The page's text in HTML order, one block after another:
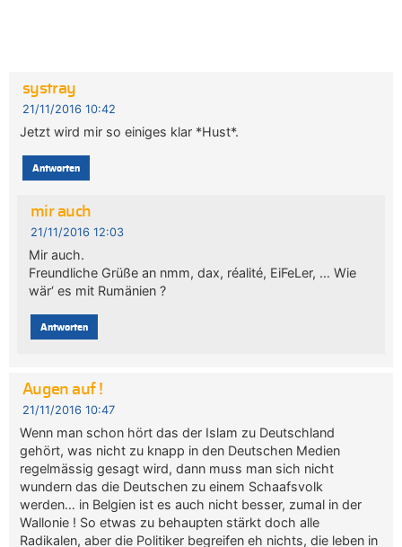
systray
21/11/2016 10:42
Jetzt wird mir so einiges klar *Hust*.
Antworten
mir auch
21/11/2016 12:03
Mir auch.
Freundliche Grüße an nmm, dax, réalité, EiFeLer, … Wie
wär‘ es mit Rumänien ?
Antworten
Augen auf !
21/11/2016 10:47
Wenn man schon hört das der Islam zu Deutschland
gehört, was nicht zu knapp in den Deutschen Medien
regelmässig gesagt wird, dann muss man sich nicht
wundern das die Deutschen zu einem Schaafsvolk
werden… in Belgien ist es auch nicht besser, zumal in der
Wallonie ! So etwas zu behaupten stärkt doch alle
Radikalen, aber die Politiker begreifen eh nichts, die leben in